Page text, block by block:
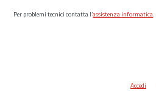
Per problemi tecnici contatta l’assistenza informatica.
Accedi